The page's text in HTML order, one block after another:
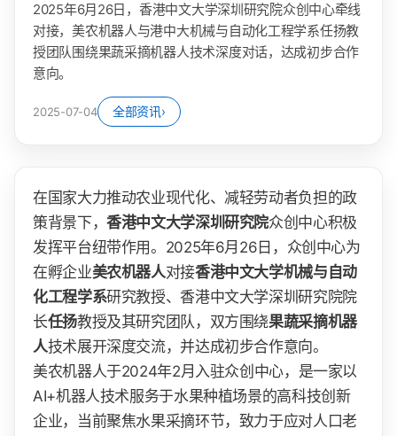
2025年6月26日，香港中文大学深圳研究院众创中心牵线
对接，美农机器人与港中大机械与自动化工程学系任扬教
授团队围绕果蔬采摘机器人技术深度对话，达成初步合作
意向。
2025-07-04 全部资讯›
在国家大力推动农业现代化、减轻劳动者负担的政
策背景下，香港中文大学深圳研究院众创中心积极
发挥平台纽带作用。2025年6月26日，众创中心为
在孵企业美农机器人对接香港中文大学机械与自动
化工程学系研究教授、香港中文大学深圳研究院院
长任扬教授及其研究团队，双方围绕果蔬采摘机器
人技术展开深度交流，并达成初步合作意向。
美农机器人于2024年2月入驻众创中心，是一家以
AI+机器人技术服务于水果种植场景的高科技创新
企业，当前聚焦水果采摘环节，致力于应对人口老